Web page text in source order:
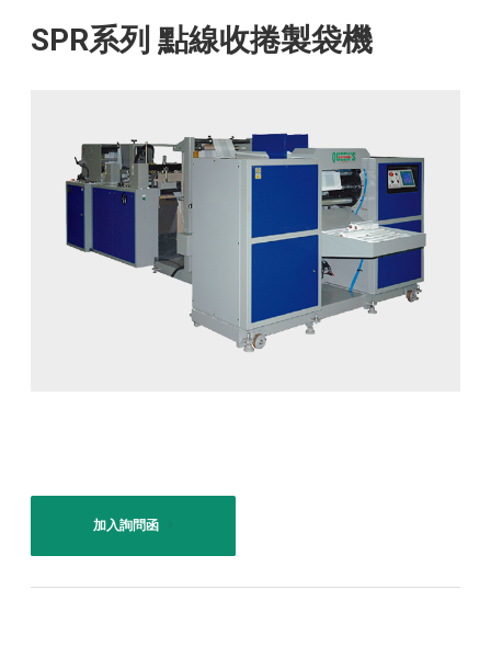
SPR系列 點線收捲製袋機
加入詢問函